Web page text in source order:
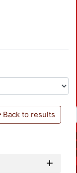
Back to results